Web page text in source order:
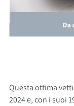
Da
Questa ottima
2024 e, con i suoi